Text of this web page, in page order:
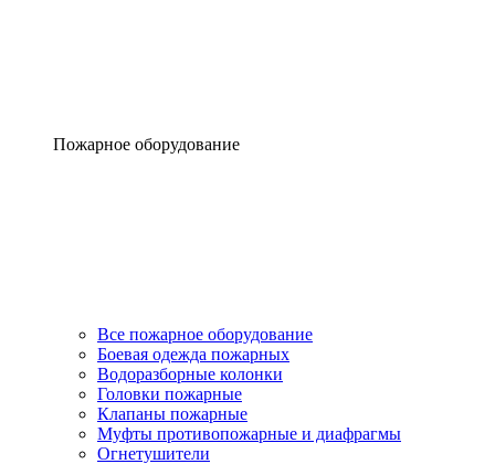
Пожарное оборудование
Все пожарное оборудование
Боевая одежда пожарных
Водоразборные колонки
Головки пожарные
Клапаны пожарные
Муфты противопожарные и диафрагмы
Огнетушители